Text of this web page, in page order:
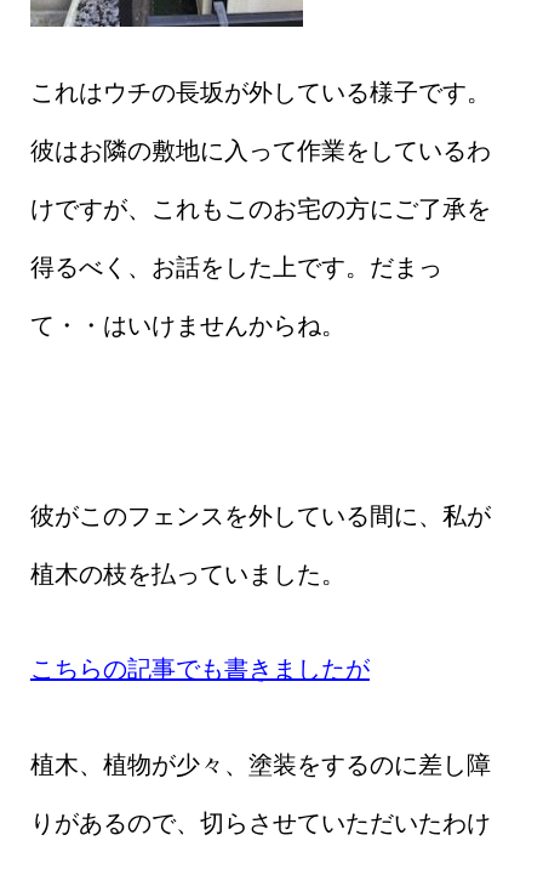
これはウチの長坂が外している様子です。
彼はお隣の敷地に入って作業をしているわ
けですが、これもこのお宅の方にご了承を
得るべく、お話をした上です。だまっ
て・・はいけませんからね。
彼がこのフェンスを外している間に、私が
植木の枝を払っていました。
こちらの記事でも書きましたが
植木、植物が少々、塗装をするのに差し障
りがあるので、切らさせていただいたわけ